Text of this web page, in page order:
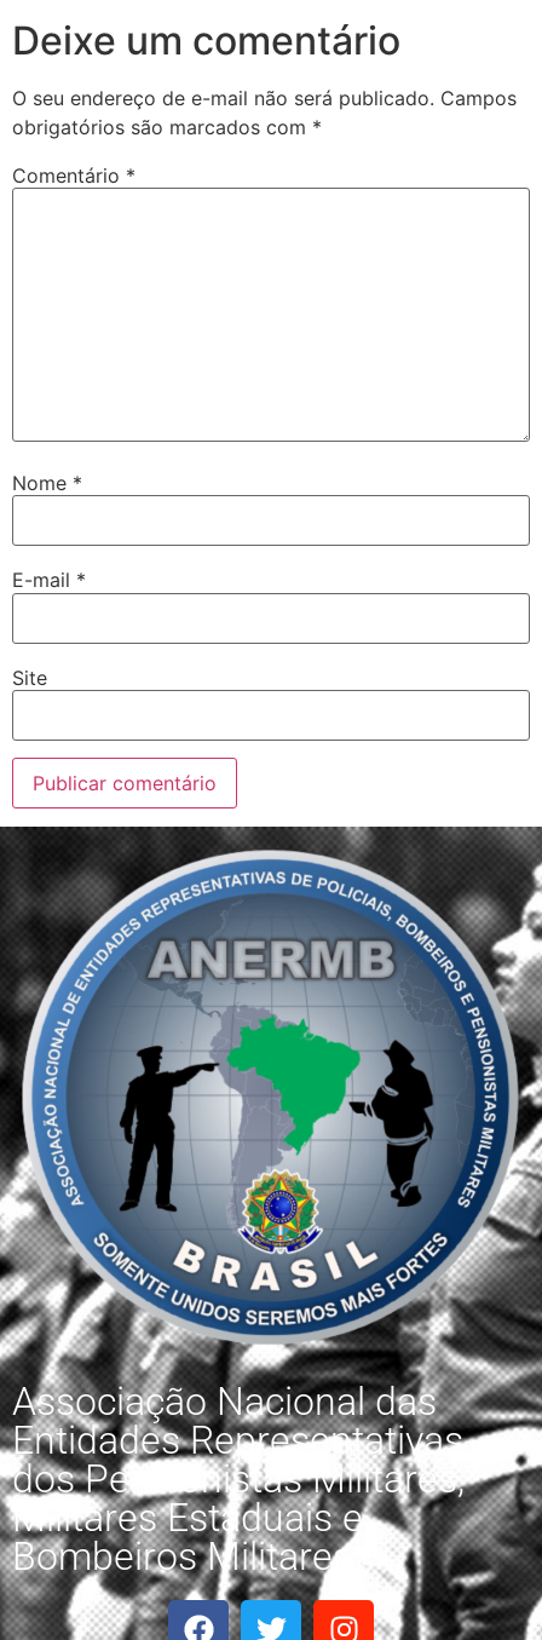
Deixe um comentário
O seu endereço de e-mail não será publicado. Campos
obrigatórios são marcados com *
Comentário *
Nome *
E-mail *
Site
Associação Nacional das
Entidades Representativas
dos Pensionistas Militares,
Militares Estaduais e
Bombeiros Militares.